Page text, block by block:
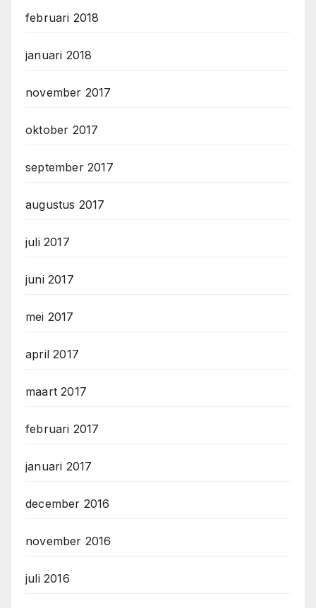
februari 2018
januari 2018
november 2017
oktober 2017
september 2017
augustus 2017
juli 2017
juni 2017
mei 2017
april 2017
maart 2017
februari 2017
januari 2017
december 2016
november 2016
juli 2016